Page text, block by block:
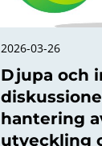
2026-03-26
Djupa och
hantering
utveckling